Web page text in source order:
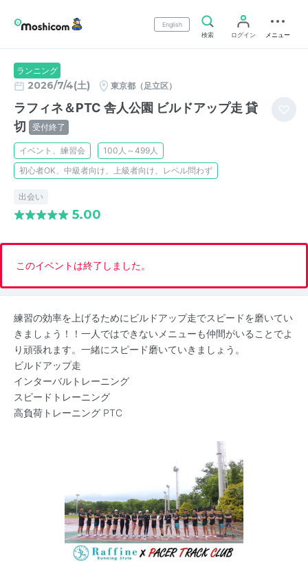
English
検索
ログイン メニュー
ランニング
2026/7/4(土) 東京都（足立区）
ラフィネ＆PTC 舎人公園 ビルドアップ走 貸
切
受付終了
イベント、練習会
100人～499人
初心者OK、中級者向け、上級者向け、レベル問わず
出会い
5.00
このイベントは終了しました。
練習の効率を上げるためにビルドアップ走でスピードを磨いてい
きましょう！！一人ではできないメニューも仲間がいることでよ
り頑張れます。一緒にスピード磨いていきましょう。
ビルドアップ走
インターバルトレーニング
スピードトレーニング
高負荷トレーニング PTC